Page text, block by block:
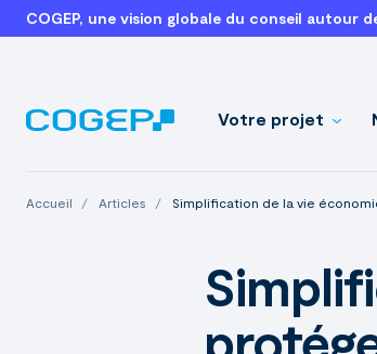
COGEP, une vision globale du conseil autour
Votre projet
Accueil Articles Simplification de la vie